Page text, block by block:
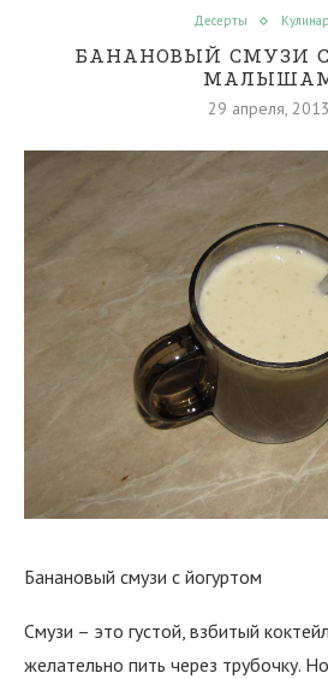
Десерты
БАНАНОВЫЙ СМУЗИ
29 апреля, 2013
Банановый смузи с йогуртом
Смузи – это густой, взбитый
желательно пить через трубочку.